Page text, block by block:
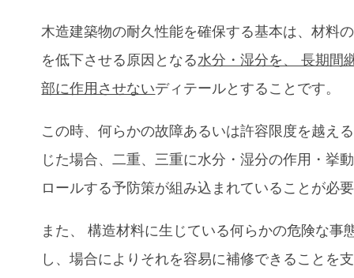
木造建築物の耐久性能を確保する基本は、材料
を低下させる原因となる水分・湿分を、 長期間
部に作用させないディテールとすることです。
この時、何らかの故障あるいは許容限度を越え
じた場合、二重、三重に水分・湿分の作用・挙
ロールする予防策が組み込まれていることが必
また、 構造材料に生じている何らかの危険な事
し、場合によりそれを容易に補修できることを